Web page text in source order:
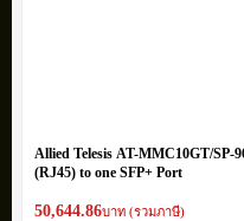
Allied Telesis AT-MMC10GT/SP-
(RJ45) to one SFP+ Port
50,644.86บาท (รวมภาษี)